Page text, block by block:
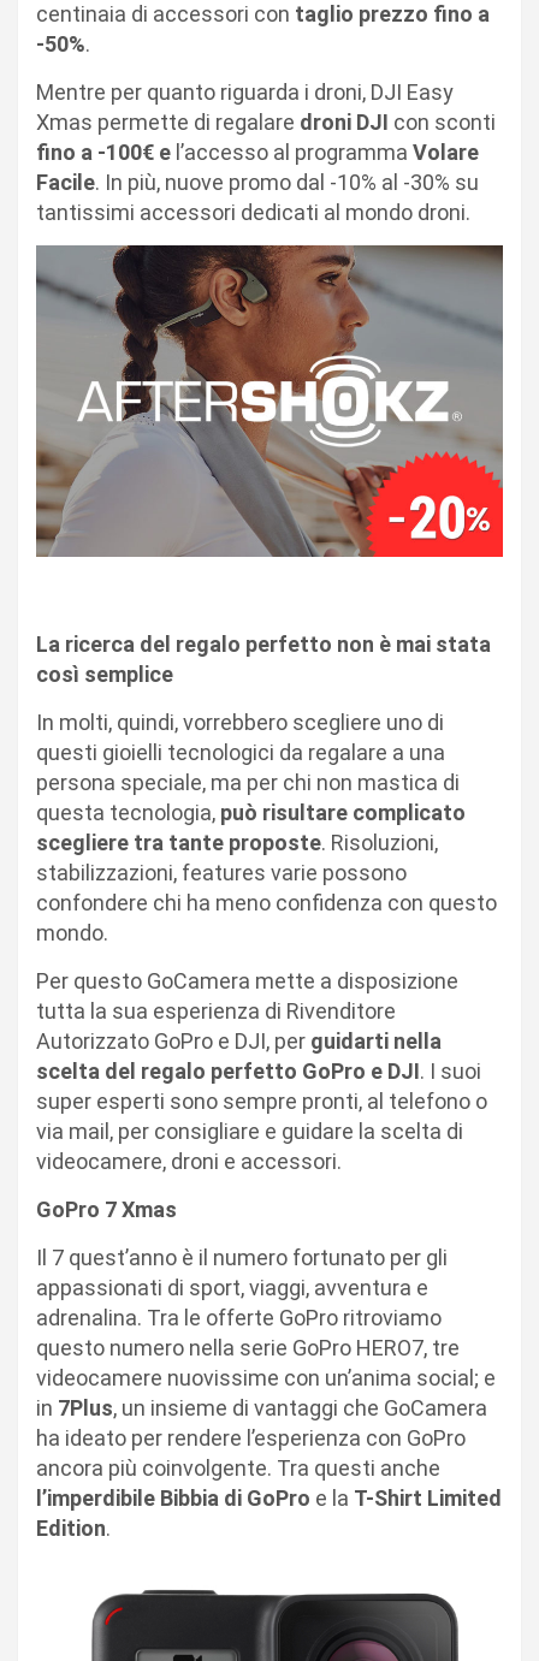
centinaia di accessori con taglio prezzo fino a
-50%.
Mentre per quanto riguarda i droni, DJI Easy
Xmas permette di regalare droni DJI con sconti
fino a -100€ e l’accesso al programma Volare
Facile. In più, nuove promo dal -10% al -30% su
tantissimi accessori dedicati al mondo droni.
La ricerca del regalo perfetto non è mai stata
così semplice
In molti, quindi, vorrebbero scegliere uno di
questi gioielli tecnologici da regalare a una
persona speciale, ma per chi non mastica di
questa tecnologia, può risultare complicato
scegliere tra tante proposte. Risoluzioni,
stabilizzazioni, features varie possono
confondere chi ha meno confidenza con questo
mondo.
Per questo GoCamera mette a disposizione
tutta la sua esperienza di Rivenditore
Autorizzato GoPro e DJI, per guidarti nella
scelta del regalo perfetto GoPro e DJI. I suoi
super esperti sono sempre pronti, al telefono o
via mail, per consigliare e guidare la scelta di
videocamere, droni e accessori.
GoPro 7 Xmas
Il 7 quest’anno è il numero fortunato per gli
appassionati di sport, viaggi, avventura e
adrenalina. Tra le offerte GoPro ritroviamo
questo numero nella serie GoPro HERO7, tre
videocamere nuovissime con un’anima social; e
in 7Plus, un insieme di vantaggi che GoCamera
ha ideato per rendere l’esperienza con GoPro
ancora più coinvolgente. Tra questi anche
l’imperdibile Bibbia di GoPro e la T-Shirt Limited
Edition.